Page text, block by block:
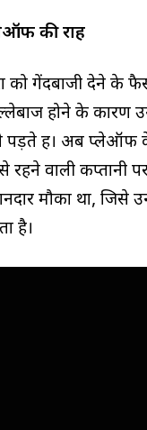
की राह
को गेंदबाजी देने के
होने के कारण
हैं। अब प्लेऑफ के
रहने वाली कप्तानी
मौका था, जिसे
है।